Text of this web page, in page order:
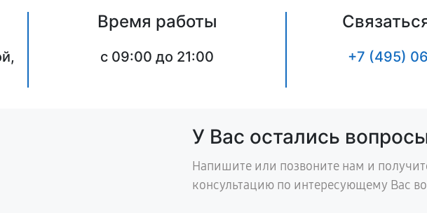
Время работы
c 09:00 до 21:00 +7 (495)
У Вас остались
Напишите или позвоните нам и
консультацию по интересующему Вас